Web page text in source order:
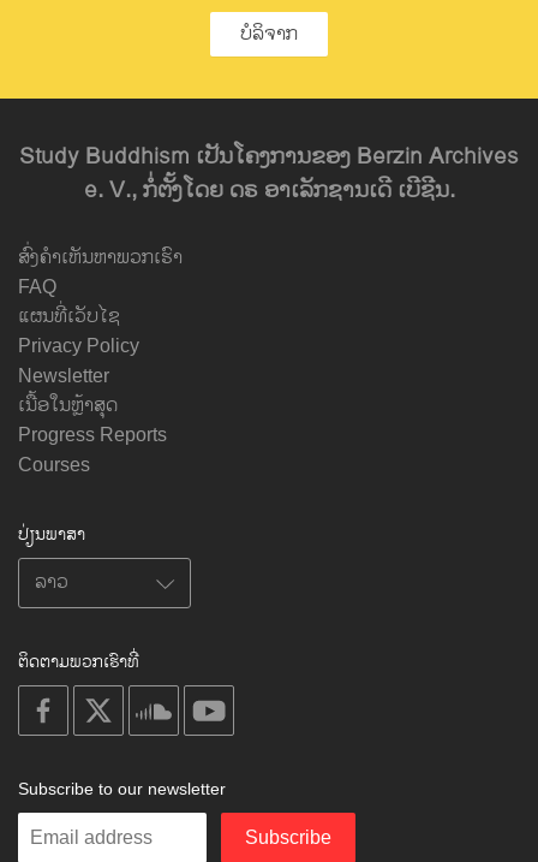
ບໍລິຈາກ
Study Buddhism ເປັນໂຄງການຂອງ Berzin Archives
e. V., ກໍ່ຕັ້ງໂດຍ ດຣ ອາເລັກຊານເດີ ເບີຊີນ.
ສົ່ງຄຳເຫັນຫາພວກເຮົາ
FAQ
ແຜນທີ່ເວັບໄຊ
Privacy Policy
Newsletter
ເນື້ອໃນຫຼ້າສຸດ
Progress Reports
Courses
ປ່ຽນພາສາ
ຕິດຕາມພວກເຮົາທີ່
on
facebook
on
on
soundcloud
on
Subscribe to our newsletter
Enter
Subscribe